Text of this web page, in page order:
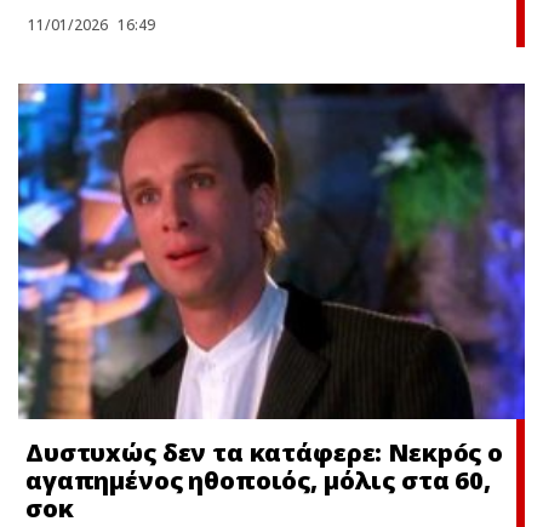
11/01/2026 16:49
Δυστυxώς δεν τα κατάφερε: Νεκpóς ο
αγαπημένος ηθοποιός, μόλις στα 60,
σoκ